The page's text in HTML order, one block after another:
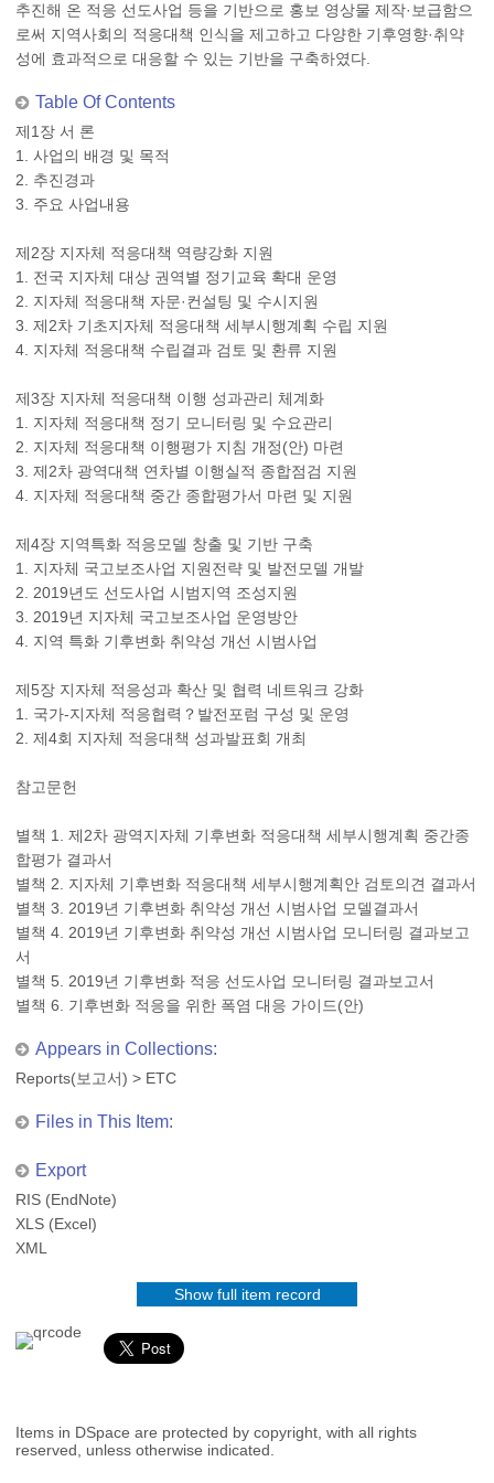
추진해 온 적응 선도사업 등을 기반으로 홍보 영상물 제작·보급함으
로써 지역사회의 적응대책 인식을 제고하고 다양한 기후영향·취약
성에 효과적으로 대응할 수 있는 기반을 구축하였다.
Table Of Contents
제1장 서 론
1. 사업의 배경 및 목적
2. 추진경과
3. 주요 사업내용
제2장 지자체 적응대책 역량강화 지원
1. 전국 지자체 대상 권역별 정기교육 확대 운영
2. 지자체 적응대책 자문·컨설팅 및 수시지원
3. 제2차 기초지자체 적응대책 세부시행계획 수립 지원
4. 지자체 적응대책 수립결과 검토 및 환류 지원
제3장 지자체 적응대책 이행 성과관리 체계화
1. 지자체 적응대책 정기 모니터링 및 수요관리
2. 지자체 적응대책 이행평가 지침 개정(안) 마련
3. 제2차 광역대책 연차별 이행실적 종합점검 지원
4. 지자체 적응대책 중간 종합평가서 마련 및 지원
제4장 지역특화 적응모델 창출 및 기반 구축
1. 지자체 국고보조사업 지원전략 및 발전모델 개발
2. 2019년도 선도사업 시범지역 조성지원
3. 2019년 지자체 국고보조사업 운영방안
4. 지역 특화 기후변화 취약성 개선 시범사업
제5장 지자체 적응성과 확산 및 협력 네트워크 강화
1. 국가-지자체 적응협력？발전포럼 구성 및 운영
2. 제4회 지자체 적응대책 성과발표회 개최
참고문헌
별책 1. 제2차 광역지자체 기후변화 적응대책 세부시행계획 중간종
합평가 결과서
별책 2. 지자체 기후변화 적응대책 세부시행계획안 검토의견 결과서
별책 3. 2019년 기후변화 취약성 개선 시범사업 모델결과서
별책 4. 2019년 기후변화 취약성 개선 시범사업 모니터링 결과보고
서
별책 5. 2019년 기후변화 적응 선도사업 모니터링 결과보고서
별책 6. 기후변화 적응을 위한 폭염 대응 가이드(안)
Appears in Collections:
Reports(보고서) > ETC
Files in This Item:
Export
RIS (EndNote)
XLS (Excel)
XML
Show full item record
Items in DSpace are protected by copyright, with all rights
reserved, unless otherwise indicated.